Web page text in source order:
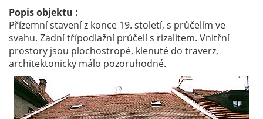
Popis objektu :
Přízemní stavení z konce 19. století, s průčelím ve
svahu. Zadní třípodlažní průčelí s rizalitem. Vnitřní
prostory jsou plochostropé, klenuté do traverz,
architektonicky málo pozoruhodné.